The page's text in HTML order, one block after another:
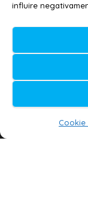
influire
Cookie
©
Testata